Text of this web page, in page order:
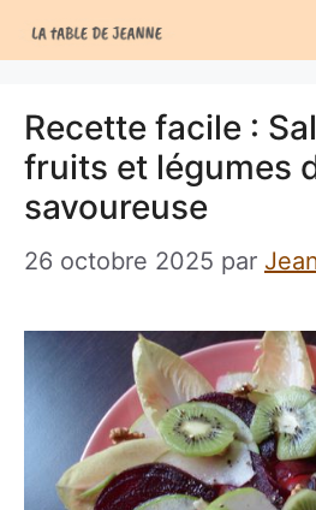
au
Recette facile :
fruits et légumes
savoureuse
26 octobre 2025 par